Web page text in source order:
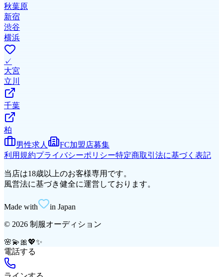
秋葉原
新宿
渋谷
横浜
✓
大宮
立川
千葉
柏
男性求人
FC加盟店募集
利用規約プライバシーポリシー特定商取引法に基づく表記
当店は18歳以上のお客様専用です。
風営法に基づき健全に運営しております。
Made with in Japan
© 2026 制服オーディション
🌸💫 🎀 💖✨
電話する